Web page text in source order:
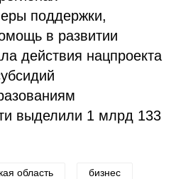
поддержки,
в развитии
действия нацпроекта
выделили 1 млрд 133
область бизнес